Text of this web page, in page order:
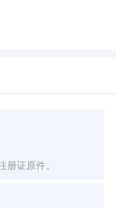
证原件。